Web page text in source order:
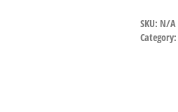
SKU: N/A
Category: